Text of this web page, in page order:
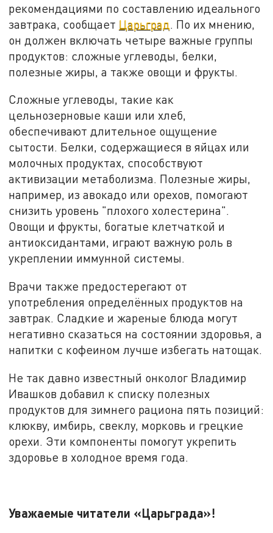
рекомендациями по составлению идеального
завтрака, сообщает Царьград. По их мнению,
он должен включать четыре важные группы
продуктов: сложные углеводы, белки,
полезные жиры, а также овощи и фрукты.
Сложные углеводы, такие как
цельнозерновые каши или хлеб,
обеспечивают длительное ощущение
сытости. Белки, содержащиеся в яйцах или
молочных продуктах, способствуют
активизации метаболизма. Полезные жиры,
например, из авокадо или орехов, помогают
снизить уровень "плохого холестерина".
Овощи и фрукты, богатые клетчаткой и
антиоксидантами, играют важную роль в
укреплении иммунной системы.
Врачи также предостерегают от
употребления определённых продуктов на
завтрак. Сладкие и жареные блюда могут
негативно сказаться на состоянии здоровья, а
напитки с кофеином лучше избегать натощак.
Не так давно известный онколог Владимир
Ивашков добавил к списку полезных
продуктов для зимнего рациона пять позиций:
клюкву, имбирь, свеклу, морковь и грецкие
орехи. Эти компоненты помогут укрепить
здоровье в холодное время года.
Уважаемые читатели «Царьграда»!